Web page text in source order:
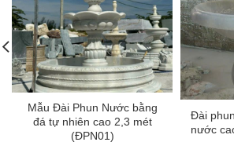
Mẫu Đài Phun Nước bằng
đá tự nhiên cao 2,3 mét
(ĐPN01)
Đài
nước